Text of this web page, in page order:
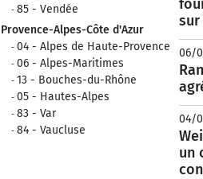
85 - Vendée
Provence-Alpes-Côte d'Azur
04 - Alpes de Haute-Provence
06 - Alpes-Maritimes
13 - Bouches-du-Rhône
05 - Hautes-Alpes
83 - Var
84 - Vaucluse
sur
06/
04/
un